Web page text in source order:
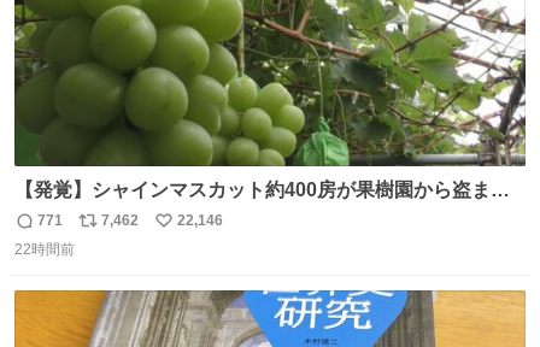
【発覚】シャインマスカット約400房が果樹園から盗まれ
る 栃木・佐野市 news.livedoor.com/article/detail… 被害
に遭った果樹園には防犯カメラなどはなく、シャインマス
今年に入って同様の被害は確認されておらず、警察はパト
ロールを強化する。
返
信
771
リ
数
7,462
い
数
22,146
22時間前